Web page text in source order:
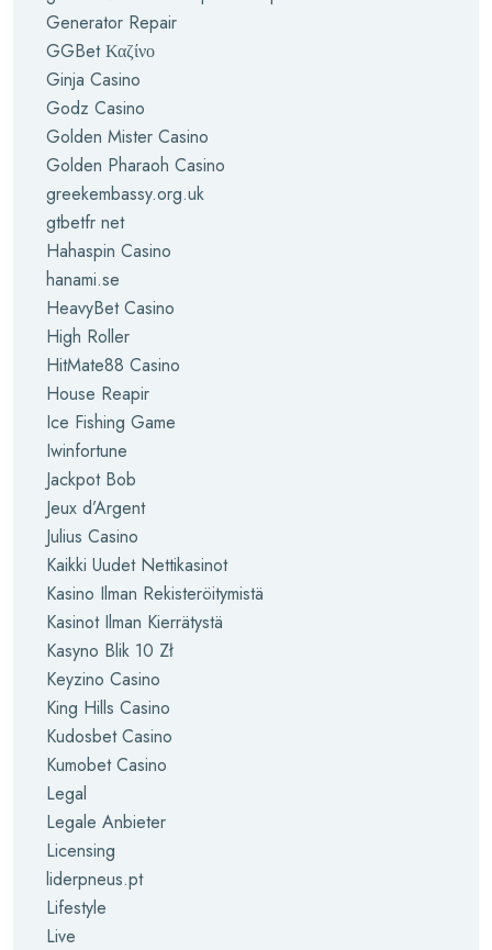
Generator Repair
GGBet Καζίνο
Ginja Casino
Godz Casino
Golden Mister Casino
Golden Pharaoh Casino
greekembassy.org.uk
gtbetfr net
Hahaspin Casino
hanami.se
HeavyBet Casino
High Roller
HitMate88 Casino
House Reapir
Ice Fishing Game
Iwinfortune
Jackpot Bob
Jeux d’Argent
Julius Casino
Kaikki Uudet Nettikasinot
Kasino Ilman Rekisteröitymistä
Kasinot Ilman Kierrätystä
Kasyno Blik 10 Zł
Keyzino Casino
King Hills Casino
Kudosbet Casino
Kumobet Casino
Legal
Legale Anbieter
Licensing
liderpneus.pt
Lifestyle
Live